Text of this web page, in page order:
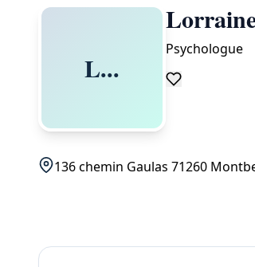
L...
Psychologue
136 chemin Gaulas 71260